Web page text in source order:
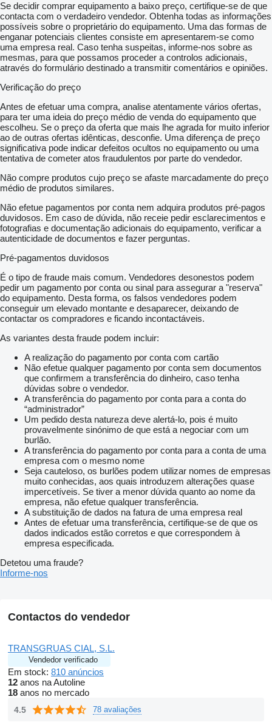
Se decidir comprar equipamento a baixo preço, certifique-se de que
contacta com o verdadeiro vendedor. Obtenha todas as informações
possíveis sobre o proprietário do equipamento. Uma das formas de
enganar potenciais clientes consiste em apresentarem-se como
uma empresa real. Caso tenha suspeitas, informe-nos sobre as
mesmas, para que possamos proceder a controlos adicionais,
através do formulário destinado a transmitir comentários e opiniões.
Verificação do preço
Antes de efetuar uma compra, analise atentamente vários ofertas,
para ter uma ideia do preço médio de venda do equipamento que
escolheu. Se o preço da oferta que mais lhe agrada for muito inferior
ao de outras ofertas idênticas, desconfie. Uma diferença de preço
significativa pode indicar defeitos ocultos no equipamento ou uma
tentativa de cometer atos fraudulentos por parte do vendedor.
Não compre produtos cujo preço se afaste marcadamente do preço
médio de produtos similares.
Não efetue pagamentos por conta nem adquira produtos pré-pagos
duvidosos. Em caso de dúvida, não receie pedir esclarecimentos e
fotografias e documentação adicionais do equipamento, verificar a
autenticidade de documentos e fazer perguntas.
Pré-pagamentos duvidosos
É o tipo de fraude mais comum. Vendedores desonestos podem
pedir um pagamento por conta ou sinal para assegurar a "reserva"
do equipamento. Desta forma, os falsos vendedores podem
conseguir um elevado montante e desaparecer, deixando de
contactar os compradores e ficando incontactáveis.
As variantes desta fraude podem incluir:
A realização do pagamento por conta com cartão
Não efetue qualquer pagamento por conta sem documentos
que confirmem a transferência do dinheiro, caso tenha
dúvidas sobre o vendedor.
A transferência do pagamento por conta para a conta do
“administrador”
Um pedido desta natureza deve alertá-lo, pois é muito
provavelmente sinónimo de que está a negociar com um
burlão.
A transferência do pagamento por conta para a conta de uma
empresa com o mesmo nome
Seja cauteloso, os burlões podem utilizar nomes de empresas
muito conhecidas, aos quais introduzem alterações quase
impercetíveis. Se tiver a menor dúvida quanto ao nome da
empresa, não efetue qualquer transferência.
A substituição de dados na fatura de uma empresa real
Antes de efetuar uma transferência, certifique-se de que os
dados indicados estão corretos e que correspondem à
empresa especificada.
Detetou uma fraude?
Informe-nos
Contactos do vendedor
TRANSGRUAS CIAL, S.L.
Vendedor verificado
Em stock: 810 anúncios
12 anos na Autoline
18 anos no mercado
4.5 78 avaliações